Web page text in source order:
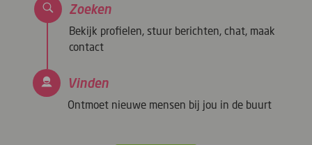
Zoeken
Bekijk profielen, stuur berichten, chat, maak
contact
Vinden
Ontmoet nieuwe mensen bij jou in de buurt